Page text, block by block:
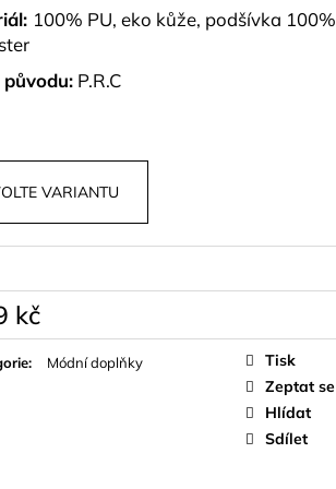
100% PU, eko kůže, podšívka 100%
původu: P.R.C
VARIANTU
kč
: Módní doplňky
Tisk
Zeptat se
Hlídat
Sdílet